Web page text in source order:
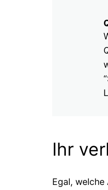
Ihr
Egal,